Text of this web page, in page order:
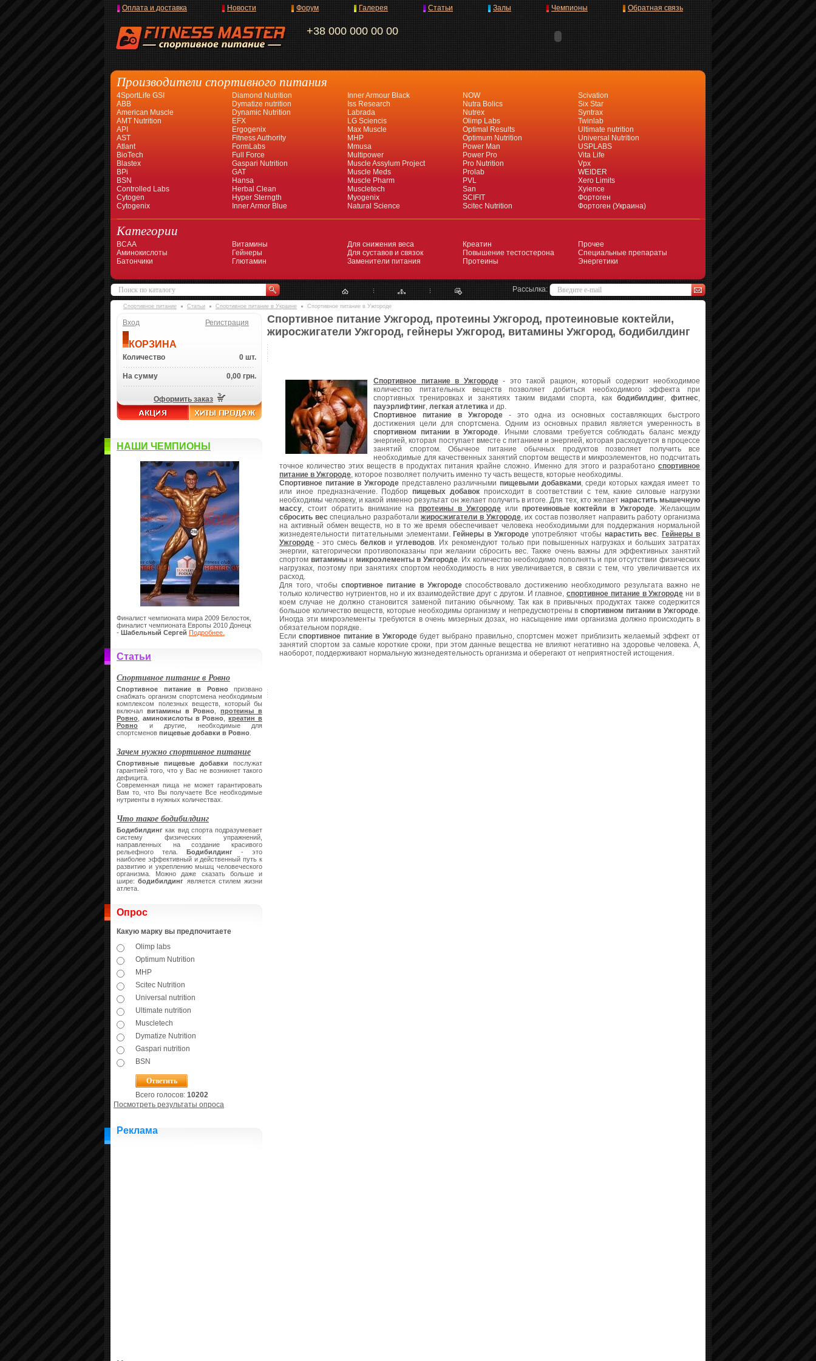
+38 000 000 00 00
Оплата и доставка Новости Форум Галерея Статьи Залы Чемпионы Обратная связь
Производители спортивного питания
4SportLife GSI
ABB
American Muscle
AMT Nutrition
API
AST
Atlant
BioTech
Blastex
BPi
BSN
Controlled Labs
Cytogen
Cytogenix
Diamond Nutrition
Dymatize nutrition
Dynamic Nutrition
EFX
Ergogenix
Fitness Authority
FormLabs
Full Force
Gaspari Nutrition
GAT
Hansa
Herbal Clean
Hyper Sterngth
Inner Armor Blue
Inner Armour Black
Iss Research
Labrada
LG Sciencis
Max Muscle
MHP
Mmusa
Multipower
Muscle Assylum Project
Muscle Meds
Muscle Pharm
Muscletech
Myogenix
Natural Science
NOW
Nutra Bolics
Nutrex
Olimp Labs
Optimal Results
Optimum Nutrition
Power Man
Power Pro
Pro Nutrition
Prolab
PVL
San
SCIFIT
Scitec Nutrition
Scivation
Six Star
Syntrax
Twinlab
Ultimate nutrition
Universal Nutrition
USPLABS
Vita Life
Vpx
WEIDER
Xero Limits
Xyience
Фортоген
Фортоген (Украина)
Категории
BCAA
Аминокислоты
Батончики
Витамины
Гейнеры
Глютамин
Для снижения веса
Для суставов и связок
Заменители питания
Креатин
Повышение тестостерона
Протеины
Прочее
Специальные препараты
Энергетики
Рассылка:
Спортивное питание Статьи Спортивное питание в Украине Спортивное питание в Ужгороде
Вход Регистрация
КОРЗИНА
Количество 0 шт.
На сумму 0,00 грн.
Оформить заказ
НАШИ ЧЕМПИОНЫ
Финалист чемпионата мира 2009 Белосток,
финалист чемпионата Европы 2010 Донецк
- Шабельный Сергей Подробнее.
Статьи
Спортивное питание в Ровно
Спортивное питание в Ровнопризвано
снабжать организм спортсмена необходимым
комплексом полезных веществ, который бы
включал витамины в Ровно ,протеины в
Ровно
аминокислоты в Ровно ,креатин в
Ровно и другие, необходимые для
спортсменов пищевые добавки в Ровно
Зачем нужно спортивное питание
Спортивные пищевые добавки послужат
гарантией того, что у Вас не возникнет такого
дефицита.
Современная пища не может гарантировать
Вам то, что Вы получаете Все необходимые
нутриенты в нужных количествах.
Что такое бодибилдинг
Бодибилдинг как вид спорта подразумевает
систему физических упражнений,
направленных на создание красивого
рельефного тела. Бодибилдинг - это
наиболее эффективный и действенный путь к
развитию и укреплению мышц человеческого
организма. Можно даже сказать больше и
шире:бодибилдинг является стилем жизни
атлета.
Опрос
Какую марку вы предпочитаете
Olimp labs
Optimum Nutrition
MHP
Scitec Nutrition
Universal nutrition
Ultimate nutrition
Muscletech
Dymatize Nutrition
Gaspari nutrition
BSN
Всего голосов: 10202
Посмотреть результаты опроса
Реклама
Спортивное питание Ужгород, протеины Ужгород, протеиновые коктейли,
жиросжигатели Ужгород, гейнеры Ужгород, витамины Ужгород, бодибилдинг
Спортивное питание в Ужгороде- это такой рацион, который содержит необходимое
количество питательных веществ позволяет добиться необходимого эффекта при
спортивных тренировках и занятиях таким видами спорта, как бодибилдинг,фитнес,
пауэрлифтинг, легкая атлетика и др.
Спортивное питание в Ужгороде- это одна из основных составляющих быстрого
достижения цели для спортсмена. Одним из основных правил является умеренность в
спортивном питании в Ужгороде. Иными словами требуется соблюдать баланс между
энергией, которая поступает вместе с питанием и энергией, которая расходуется в процессе
занятий спортом. Обычное питание обычных продуктов позволяет получить все
необходимые для качественных занятий спортом веществ и микроэлементов, но подсчитать
точное количество этих веществ в продуктах питания крайне сложно. Именно для этого и разработано спортивное
питание в Ужгороде, которое позволяет получить именно ту часть веществ, которые необходимы.
Спортивное питание в Ужгороде представлено различными пищевыми добавками, среди которых каждая имеет то
или иное предназначение. Подборпищевых добавокпроисходит в соответствии с тем, какие силовые нагрузки
необходимы человеку, и какой именно результат он желает получить в итоге. Для тех, кто желает нарастить мышечную
массу, стоит обратить внимание напротеины в Ужгородеили протеиновые коктейли в Ужгороде. Желающим
сбросить весспециально разработалижиросжигатели в Ужгороде, их состав позволяет направить работу организма
на активный обмен веществ, но в то же время обеспечивает человека необходимыми для поддержания нормальной
жизнедеятельности питательными элементами. Гейнеры в Ужгороде употребляют чтобы нарастить вес. Гейнеры в
Ужгороде - это смесьбелков иуглеводов. Их рекомендуют только при повышенных нагрузках и больших затратах
энергии, категорически противопоказаны при желании сбросить вес. Также очень важны для эффективных занятий
спортом витаминыи микроэлементы в Ужгороде. Их количество необходимо пополнять и при отсутствии физических
нагрузках, поэтому при занятиях спортом необходимость в них увеличивается, в связи с тем, что увеличивается их
расход.
Для того, чтобы спортивное питание в Ужгородеспособствовало достижению необходимого результата важно не
только количество нутриентов, но и их взаимодействие друг с другом. И главное,спортивное питание в Ужгороде ни в
коем случае не должно становится заменой питанию обычному. Так как в привычных продуктах также содержится
большое количество веществ, которые необходимы организму и непредусмотрены в спортивном питании в Ужгороде.
Иногда эти микроэлементы требуются в очень мизерных дозах, но насыщение ими организма должно происходить в
обязательном порядке.
Еслиспортивное питание в Ужгородебудет выбрано правильно, спортсмен может приблизить желаемый эффект от
занятий спортом за самые короткие сроки, при этом данные вещества не влияют негативно на здоровье человека. А,
наоборот, поддерживают нормальную жизнедеятельность организма и оберегают от неприятностей истощения.